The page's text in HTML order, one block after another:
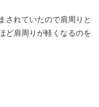
されていたので肩周りと
ど肩周りが軽くなるのを